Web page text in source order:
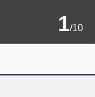
1/10